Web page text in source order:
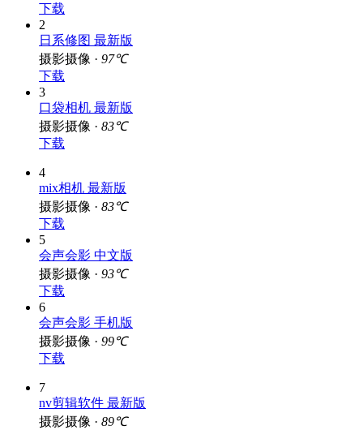
下载
2
日系修图 最新版
摄影摄像 · 97℃
下载
3
口袋相机 最新版
摄影摄像 · 83℃
下载
4
mix相机 最新版
摄影摄像 · 83℃
下载
5
会声会影 中文版
摄影摄像 · 93℃
下载
6
会声会影 手机版
摄影摄像 · 99℃
下载
7
nv剪辑软件 最新版
摄影摄像 · 89℃